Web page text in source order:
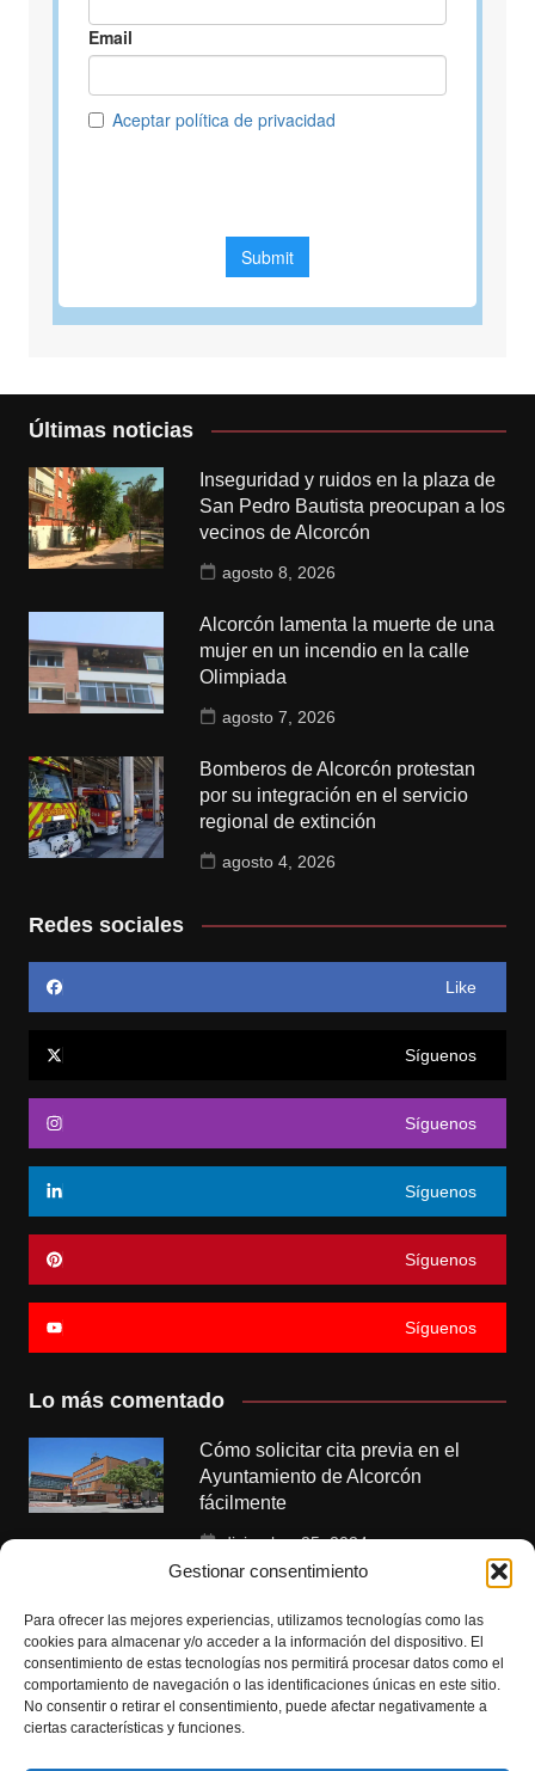
Gestionar consentimiento
Para ofrecer las mejores experiencias, utilizamos tecnologías como las
cookies para almacenar y/o acceder a la información del dispositivo. El
consentimiento de estas tecnologías nos permitirá procesar datos como el
comportamiento de navegación o las identificaciones únicas en este sitio.
No consentir o retirar el consentimiento, puede afectar negativamente a
ciertas características y funciones.
Últimas noticias
Inseguridad y ruidos en la plaza de
San Pedro Bautista preocupan a los
vecinos de Alcorcón
agosto 8, 2026
Alcorcón lamenta la muerte de una
mujer en un incendio en la calle
Olimpiada
agosto 7, 2026
Bomberos de Alcorcón protestan
por su integración en el servicio
regional de extinción
agosto 4, 2026
Redes sociales
Like
Síguenos
Síguenos
Síguenos
Síguenos
Síguenos
Lo más comentado
Cómo solicitar cita previa en el
Ayuntamiento de Alcorcón
fácilmente
diciembre 25, 2024
Alcorcón: instalaciones y servicios
disponibles
enero 6, 2025
Citas para empadronamiento en
Alcorcón: guía completa y pasos a